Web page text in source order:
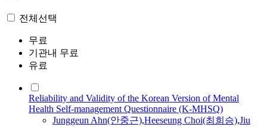
전체선택
무료
기관내 무료
유료
Reliability and Validity of the Korean Version of Mental
Health Self-management Questionnaire (K-MHSQ)
Junggeun Ahn(안중근),Heeseung Choi(최희승),Jiu